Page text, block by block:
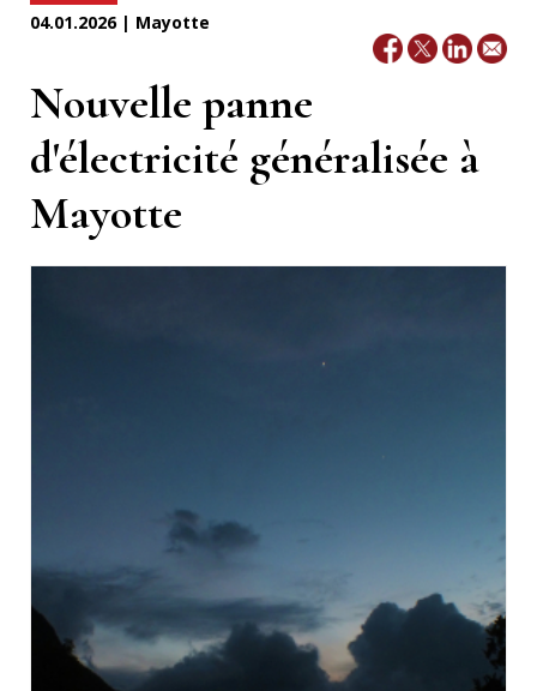
04.01.2026 | Mayotte
Nouvelle panne
d'électricité généralisée à
Mayotte